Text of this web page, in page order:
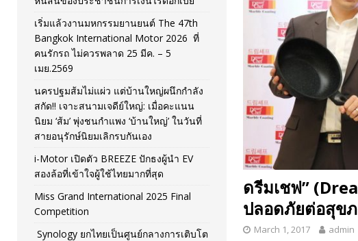
ดรีมเชฟ”
ปลอดภัยต่อสุข
March 1, 2017 admin
เริ่มแล้วงานมหกรรมยานยนต์ The 47th
Bangkok International Motor 2026 ที่
คนรักรถ ไม่ควรพลาด 25 มีค. – 5
เมย.2569
นครปฐมส้มไม่แผ่ว แต่บ้านใหญ่ผนึกกำลัง
สกัด!! เจาะสนามเจดีย์ใหญ่: เมื่อคะแนน
นิยม ‘ส้ม’ พุ่งชนกำแพง ‘บ้านใหญ่’ ในวันที่
สายอนุรักษ์นิยมเลิกรบกันเอง
i-Motor เปิดตัว BREEZE ปักธงผู้นำ EV
สองล้อที่เข้าใจผู้ใช้ไทยมากที่สุด
Miss Grand International 2025 Final
Competition
Synology ยกไทยเป็นศูนย์กลางการเติบโต